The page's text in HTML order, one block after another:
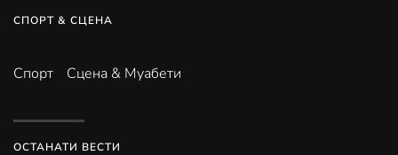
СПОРТ & СЦЕНА
Спорт Сцена & Муабети
ОСТАНАТИ ВЕСТИ